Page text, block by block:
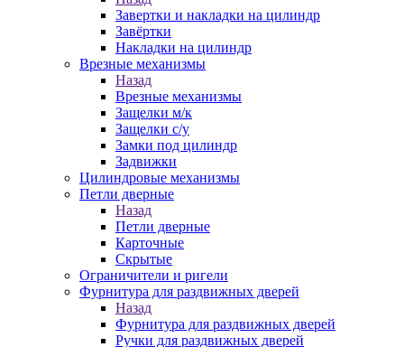
Завертки и накладки на цилиндр
Завёртки
Накладки на цилиндр
Врезные механизмы
Назад
Врезные механизмы
Защелки м/к
Защелки с/у
Замки под цилиндр
Задвижки
Цилиндровые механизмы
Петли дверные
Назад
Петли дверные
Карточные
Скрытые
Ограничители и ригели
Фурнитура для раздвижных дверей
Назад
Фурнитура для раздвижных дверей
Ручки для раздвижных дверей